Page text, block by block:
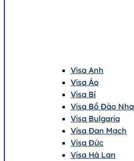
Visa Anh
Visa Áo
Visa Bỉ
Visa Bồ Đào Nha
Visa Bulgaria
Visa Đan Mạch
Visa Đức
Visa Hà Lan